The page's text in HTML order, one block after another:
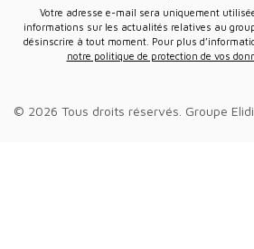
Votre adresse e-mail sera uniquement utilisée pour vous envoyer des
informations sur les actualités relatives au
désinscrire à tout moment. Pour plus
notre politique de protection de vos
© 2026 Tous droits réservés. Groupe